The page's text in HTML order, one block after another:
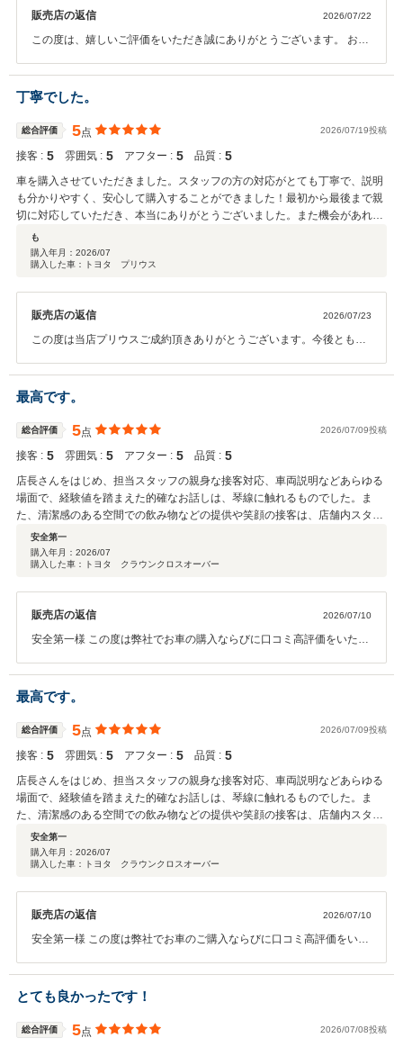
販売店の返信 2026/07/22
この度は、嬉しいご評価をいただき誠にありがとうございます。 お客
ます。 これからも安心・安全なカーライフをサポートできるよう努め
てまいりますので、 お車のことなら何でもお気軽にご相談ください。
今後ともよろしくお願いいたします
丁寧でした。
総合評価 5点 2026/07/19投稿
接客 : 5 雰囲気 : 5 アフター : 5 品質 : 5
車を購入させていただきました。スタッフの方の対応がとても丁寧で、説明
も分かりやすく、安心して購入することができました！最初から最後まで親
切に対応していただき、本当にありがとうございました。また機会があれば
ぜひお願いしたいです！
も
購入年月： 2026/07
購入した車：トヨタ プリウス
販売店の返信 2026/07/23
この度は当店プリウスご成約頂きありがとうございます。今後とも宜
最高です。
総合評価 5点 2026/07/09投稿
接客 : 5 雰囲気 : 5 アフター : 5 品質 : 5
店長さんをはじめ、担当スタッフの親身な接客対応、車両説明などあらゆる
場面で、経験値を踏まえた的確なお話しは、琴線に触れるものでした。ま
た、清潔感のある空間での飲み物などの提供や笑顔の接客は、店舗内スタッ
フの一体感を感じました。 一目惚れの車が購入でき、感謝です。大切に乗り
たいと思います。
安全第一
購入年月： 2026/07
購入した車：トヨタ クラウンクロスオーバー
販売店の返信 2026/07/10
安全第一様 この度は弊社でお車の購入ならびに口コミ高評価をいただ
お乗りになられてるお車も弊社でお引き立ていただいており 心より感
謝申し上げます。 弊店舗のスタッフはエンジニア経験者が多く在籍し
ており的確にお車のご案内が出来るよう 日々勉強しておりますので、
ご不明な点や気になる事がございましたら気軽にご相談ください。 今
後とも末永くお付き合いをお願い申し上げます。
最高です。
総合評価 5点 2026/07/09投稿
接客 : 5 雰囲気 : 5 アフター : 5 品質 : 5
店長さんをはじめ、担当スタッフの親身な接客対応、車両説明などあらゆる
場面で、経験値を踏まえた的確なお話しは、琴線に触れるものでした。ま
た、清潔感のある空間での飲み物などの提供や笑顔の接客は、店舗内スタッ
フの一体感を感じました。 一目惚れの車が購入でき、感謝です。大切に乗り
たいと思います。
安全第一
購入年月： 2026/07
購入した車：トヨタ クラウンクロスオーバー
販売店の返信 2026/07/10
安全第一様 この度は弊社でお車のご購入ならびに口コミ高評価をいた
がお乗りになられてるお車も弊社でお引き立ていただいており 心より
感謝申し上げます。 弊店舗スタッフはエンジニア経験者が多く在籍し
ており的確にお車のご案内が出来るよう 日々勉強をしておりますの
で、ご不明な点や気になる事がございましたらお気軽にご相談くださ
い。 今後とも末永くお付き合いをお願い申し上げます。
とても良かったです！
総合評価 5点 2026/07/08投稿